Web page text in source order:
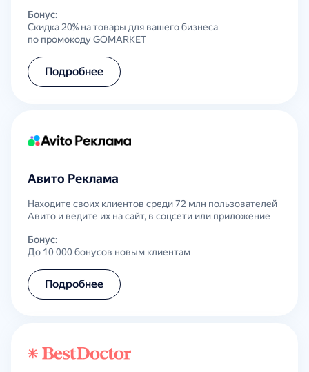
Бонус:
Скидка 20% на товары для вашего бизнеса
по промокоду GOMARKET
Подробнее
Авито Реклама
Находите своих клиентов среди 72 млн пользователей
Авито и ведите их на сайт, в соцсети или приложение
Бонус:
До 10 000 бонусов новым клиентам
Подробнее